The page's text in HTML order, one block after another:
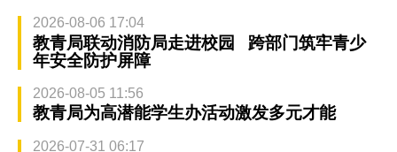
2026-08-06 17:04
教青局联动消防局走进校园 跨部门筑牢青少
年安全防护屏障
2026-08-05 11:56
教青局为高潜能学生办活动激发多元才能
2026-07-31 06:17